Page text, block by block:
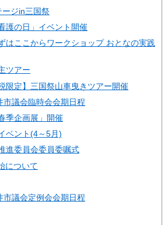
ジin三国祭
護の日」イベント開催
はここからワークショップ おとなの実践
ツアー
限定】三国祭山車曳きツアー開催
議会臨時会会期日程
季企画展」開催
ベント(4～5月)
進委員会委員委嘱式
について
議会定例会会期日程